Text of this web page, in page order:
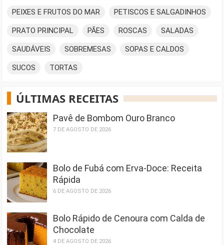
PEIXES E FRUTOS DO MAR PETISCOS E SALGADINHOS
PRATO PRINCIPAL PÃES ROSCAS SALADAS
SAUDÁVEIS SOBREMESAS SOPAS E CALDOS
SUCOS TORTAS
ÚLTIMAS RECEITAS
Pavê de Bombom Ouro Branco
7 DE AGOSTO DE 2026
Bolo de Fubá com Erva-Doce: Receita
Rápida
6 DE AGOSTO DE 2026
Bolo Rápido de Cenoura com Calda de
Chocolate
4 DE AGOSTO DE 2026